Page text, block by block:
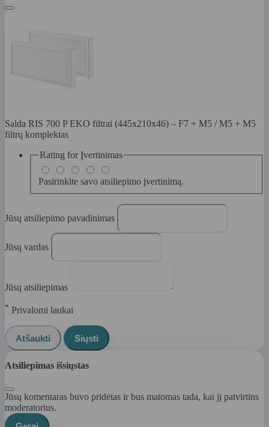
Salda RIS 700 P EKO filtrai (445x210x46) – F7 + M5 / M5 + M5
filtrų komplektas
Rating for Įvertinimas
Pasirinkite savo atsiliepimo įvertinimą.
Jūsų atsiliepimo pavadinimas
Jūsų vardas
Jūsų atsiliepimas
* Privalomi laukai
Atšaukti Siųsti
Atsiliepimas išsiųstas
Jūsų komentaras buvo pridėtas ir bus matomas tada, kai jį patvirtins
moderatorius.